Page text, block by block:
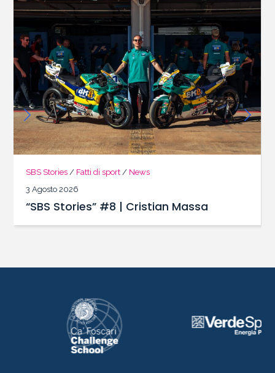
SBS Stories / Fatti di sport / News
3 Agosto 2026
“SBS Stories” #8 | Cristian Massa